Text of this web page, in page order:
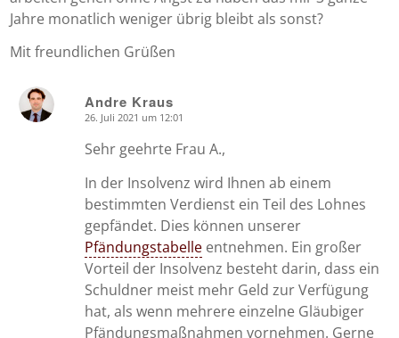
Jahre monatlich weniger übrig bleibt als sonst?
Mit freundlichen Grüßen
Andre Kraus
26. Juli 2021 um 12:01
Sehr geehrte Frau A.,
In der Insolvenz wird Ihnen ab einem
bestimmten Verdienst ein Teil des Lohnes
gepfändet. Dies können unserer
Pfändungstabelle entnehmen. Ein großer
Vorteil der Insolvenz besteht darin, dass ein
Schuldner meist mehr Geld zur Verfügung
hat, als wenn mehrere einzelne Gläubiger
Pfändungsmaßnahmen vornehmen. Gerne